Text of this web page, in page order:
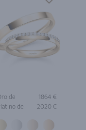
de
1864 €
de
2020 €